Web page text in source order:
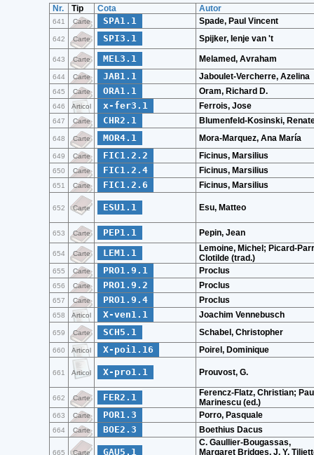
Nr. Tip Cota Autor
641 Carte SPA1.1 Spade, Paul Vincent
642 Carte SPI3.1 Spijker, Ienje van 't
643 Carte MEL3.1 Melamed, Avraham
644 Carte JAB1.1 Jaboulet-Vercherre, Azelina
645 Carte ORA1.1 Oram, Richard D.
646 Articol x-fer3.1 Ferrois, Jose
647 Carte CHR2.1 Blumenfeld-Kosinski,
648 Carte MOR4.1 Mora-Marquez, Ana María
649 Carte FIC1.2.2 Ficinus, Marsilius
650 Carte FIC1.2.4 Ficinus, Marsilius
651 Carte FIC1.2.6 Ficinus, Marsilius
652 Carte ESU1.1 Esu, Matteo
653 Carte PEP1.1 Pepin, Jean
654 Carte LEM1.1
Lemoine, Michel; Picard-
Clotilde (trad.)
655 Carte PRO1.9.1 Proclus
656 Carte PRO1.9.2 Proclus
657 Carte PRO1.9.4 Proclus
658 Articol X-ven1.1 Joachim Vennebusch
659 Carte SCH5.1 Schabel, Christopher
660 Articol X-poi1.16 Poirel, Dominique
661 Articol X-pro1.1 Prouvost, G.
662 Carte FER2.1
Ferencz-Flatz, Christian;
Marinescu (ed.)
663 Carte POR1.3 Porro, Pasquale
664 Carte BOE2.3 Boethius Dacus
665 Carte GAU5.1
C. Gaullier-Bougassas,
Margaret Bridges, J. Y.